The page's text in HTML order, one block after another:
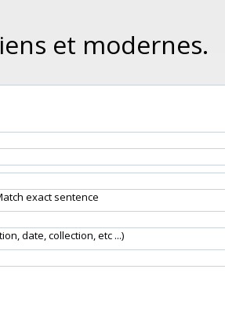
et modernes.
exact sentence
date, collection, etc ...)